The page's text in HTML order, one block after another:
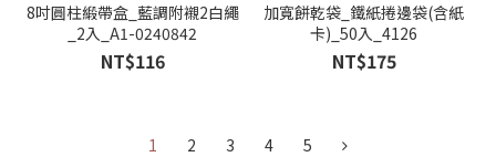
8吋圓柱緞帶盒_藍調附襯2白繩
_2入_A1-0240842
NT$116
加寬餅乾袋_鐵紙捲邊袋(含紙
卡)_50入_4126
NT$175
1 2 3 4 5